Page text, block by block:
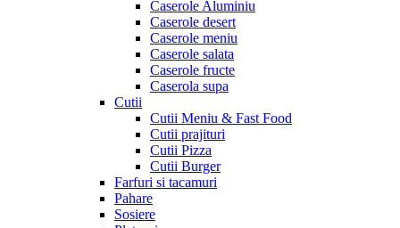
Caserole Aluminiu
Caserole desert
Caserole meniu
Caserole salata
Caserole fructe
Caserola supa
Cutii
Cutii Meniu & Fast Food
Cutii prajituri
Cutii Pizza
Cutii Burger
Farfuri si tacamuri
Pahare
Sosiere